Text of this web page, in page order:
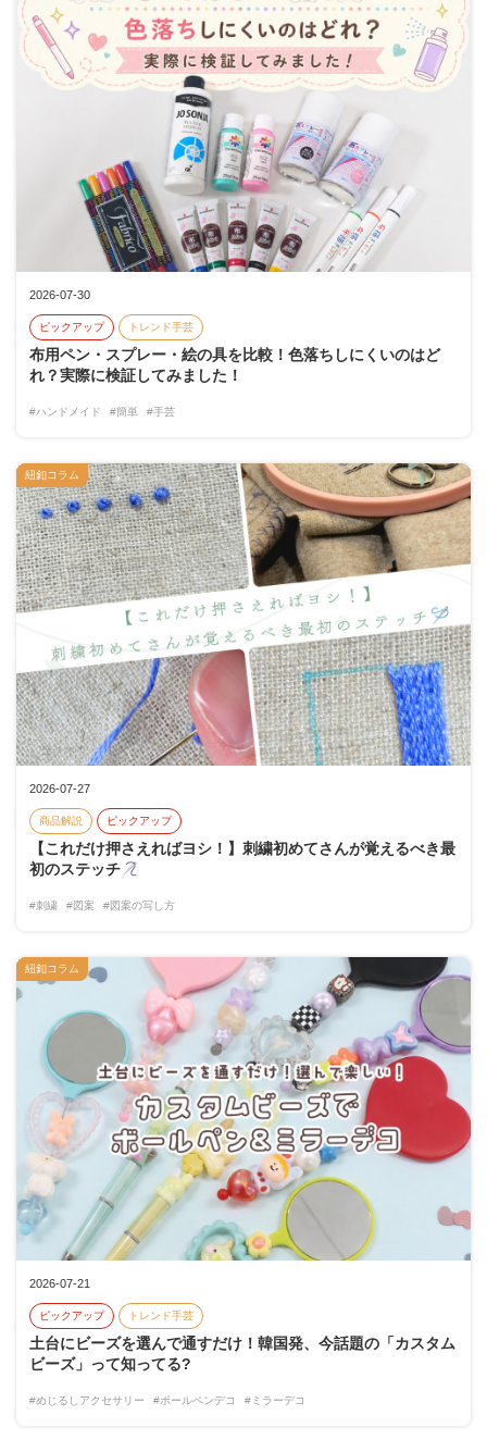
2026-07-30
ピックアップ トレンド手芸
布用ペン・スプレー・絵の具を比較！色落ちしにくいのはど
れ？実際に検証してみました！
#ハンドメイド #簡単 #手芸
2026-07-27
商品解説 ピックアップ
【これだけ押さえればヨシ！】刺繍初めてさんが覚えるべき最
初のステッチ
#刺繍 #図案 #図案の写し方
紐釦コラム
2026-07-21
ピックアップ トレンド手芸
土台にビーズを選んで通すだけ！韓国発、今話題の「カスタム
ビーズ」って知ってる?
#めじるしアクセサリー #ボールペンデコ #ミラーデコ
紐釦コラム